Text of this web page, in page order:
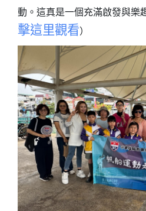
動。這真是一個充滿啟發與樂
擊這里觀看）